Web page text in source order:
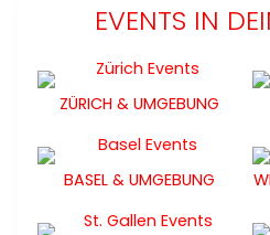
EVENTS IN
ZÜRICH & UMGEBUNG
BASEL & UMGEBUNG